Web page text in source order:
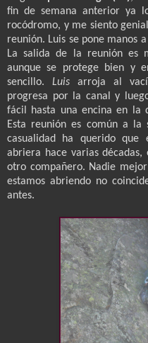
fin de semana anterior ya
rocódromo, y me siento
reunión. Luis se pone manos
La salida de la reunión es
aunque se protege bien y
sencillo. Luis arroja al
progresa por la canal y
fácil hasta una encina en la
Esta reunión es común a la
casualidad ha querido que
abriera hace varias
otro compañero. Nadie
estamos abriendo no
antes.